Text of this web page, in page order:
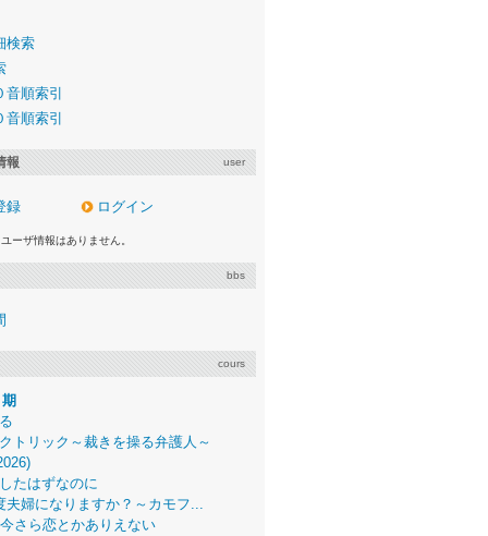
検索
順索引
順索引
報 user
録 ログイン
ーザ情報はありません。
bbs
cours
トリック～裁きを操る弁護人～
たはずなのに
夫婦になりますか？～カモフ...
さら恋とかありえない